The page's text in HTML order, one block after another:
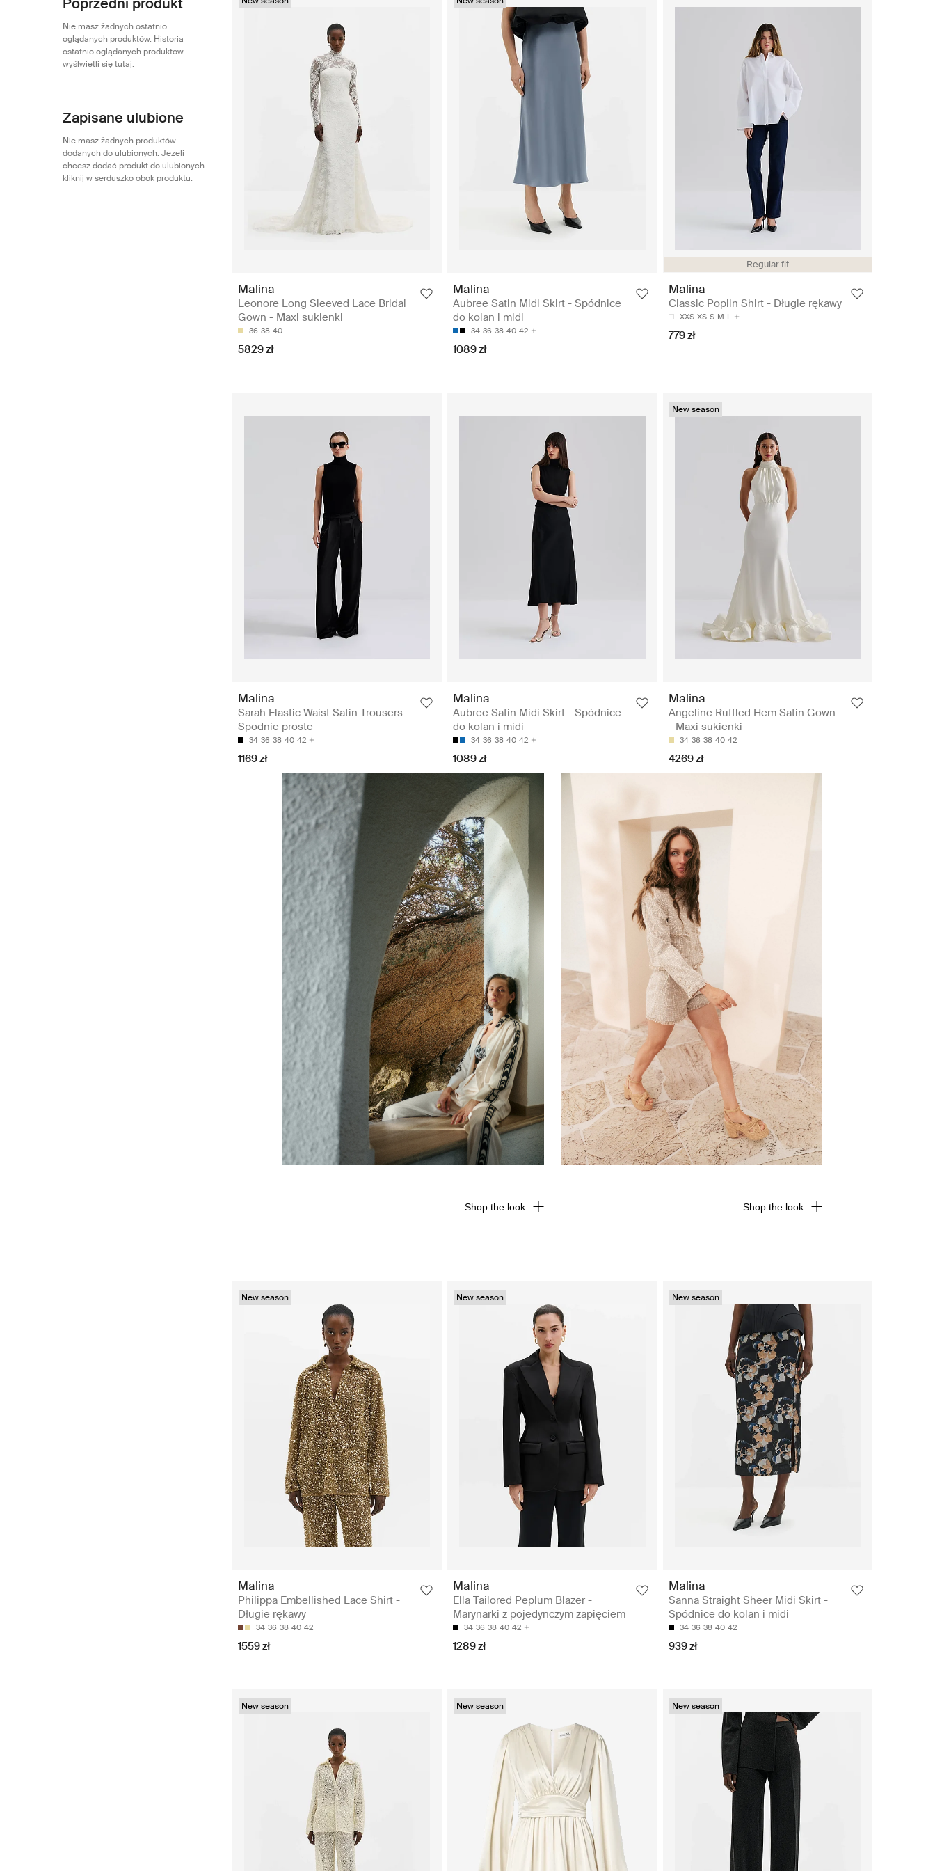
Nie masz żadnych ostatnio
oglądanych produktów. Historia
ostatnio oglądanych produktów
wyślwietli się tutaj.
Zapisane ulubione
Nie masz żadnych produktów
dodanych do ulubionych. Jeżeli
chcesz dodać produkt do ulubionych
kliknij w serduszko obok produktu.
Malina
Leonore Long Sleeved Lace Bridal
Gown - Maxi sukienki
36 38 40
5829 zł
Malina
Aubree Satin Midi Skirt - Spódnice
do kolan i midi
34 36 38 40 42
1089 zł
Regular fit
Malina
Classic Poplin Shirt - Długie rękawy
XXS XS S M L
779 zł
Malina
Sarah Elastic Waist Satin Trousers -
Spodnie proste
34 36 38 40 42
1169 zł
Malina
Aubree Satin Midi Skirt - Spódnice
do kolan i midi
34 36 38 40 42
1089 zł
New season
Malina
Angeline Ruffled Hem Satin Gown
- Maxi sukienki
34 36 38 40 42
4269 zł
New season
Malina
Philippa Embellished Lace Shirt -
Długie rękawy
34 36 38 40 42
1559 zł
New season
Malina
Ella Tailored Peplum Blazer -
Marynarki z pojedynczym zapięciem
34 36 38 40 42
1289 zł
New season
Malina
Sanna Straight Sheer Midi Skirt -
Spódnice do kolan i midi
34 36 38 40 42
939 zł
New season New season New season
Shop the look Shop the look